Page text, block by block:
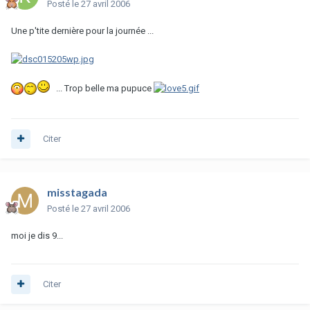
Posté le 27 avril 2006
Une p'tite dernière pour la journée ...
... Trop belle ma pupuce
Citer
misstagada
Posté le 27 avril 2006
moi je dis 9...
Citer